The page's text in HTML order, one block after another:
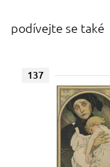
podívejte se také
137